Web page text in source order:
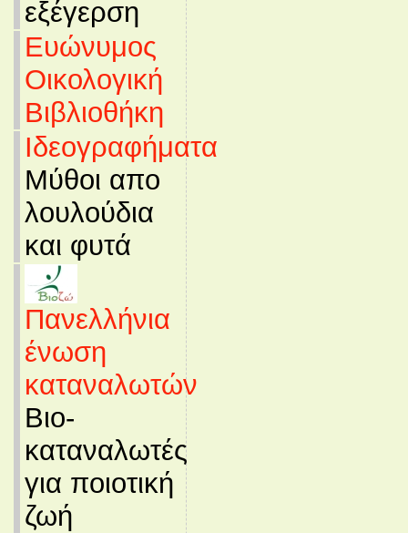
εξέγερση
Ευώνυμος
Οικολογική
Βιβλιοθήκη
Ιδεογραφήματα
Μύθοι απο
λουλούδια
και φυτά
Πανελλήνια
ένωση
καταναλωτών
Βιο-
καταναλωτές
για ποιοτική
ζωή